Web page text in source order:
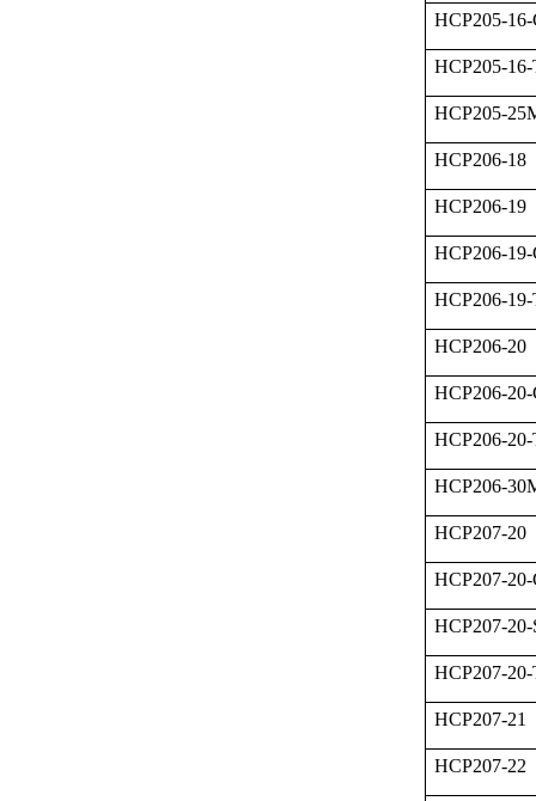
HCP205-
HCP205-
HCP205-
HCP206-18
HCP206-19
HCP206-
HCP206-
HCP206-20
HCP206-
HCP206-
HCP206-
HCP207-20
HCP207-
HCP207-20-
HCP207-
HCP207-21
HCP207-22